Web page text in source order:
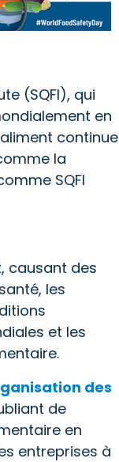
(SQFI), qui
en
continue
la
SQFI
causant des
les
et les
des
de
en
entreprises à